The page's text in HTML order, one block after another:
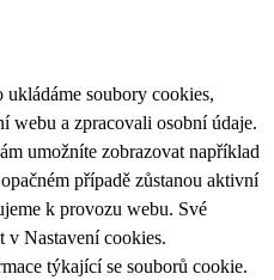
soubory cookies,
webu a zpracovali osobní údaje.
umožníte zobrazovat například
případě zůstanou aktivní
k provozu webu. Své
v Nastavení cookies.
týkající se souborů cookie.